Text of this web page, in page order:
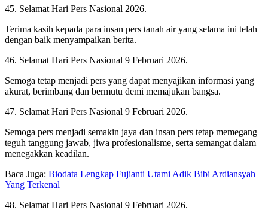
45. Selamat Hari Pers Nasional 2026.
Terima kasih kepada para insan pers tanah air yang selama ini telah
dengan baik menyampaikan berita.
46. Selamat Hari Pers Nasional 9 Februari 2026.
Semoga tetap menjadi pers yang dapat menyajikan informasi yang
akurat, berimbang dan bermutu demi memajukan bangsa.
47. Selamat Hari Pers Nasional 9 Februari 2026.
Semoga pers menjadi semakin jaya dan insan pers tetap memegang
teguh tanggung jawab, jiwa profesionalisme, serta semangat dalam
menegakkan keadilan.
Baca Juga: Biodata Lengkap Fujianti Utami Adik Bibi Ardiansyah
Yang Terkenal
48. Selamat Hari Pers Nasional 9 Februari 2026.